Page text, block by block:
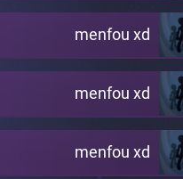
menfou xd
menfou xd
menfou xd